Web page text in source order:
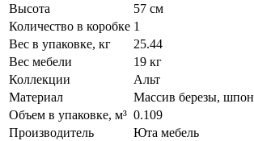
Высота
57 см
Количество в коробке 1
Вес в упаковке, кг
25.44
Вес мебели
19 кг
Коллекции
Альт
Материал
Массив березы, шпон
Объем в упаковке, м³ 0.109
Производитель
Юта мебель